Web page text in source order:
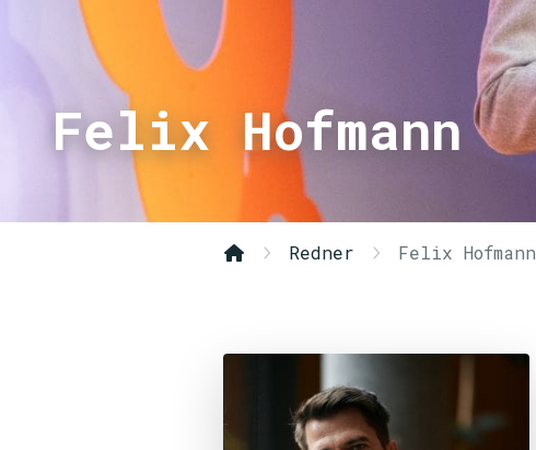
Felix Hofmann
Redner Felix Hofmann